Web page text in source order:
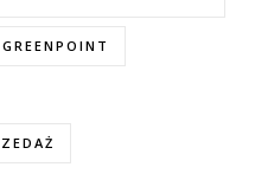
GREENPOINT